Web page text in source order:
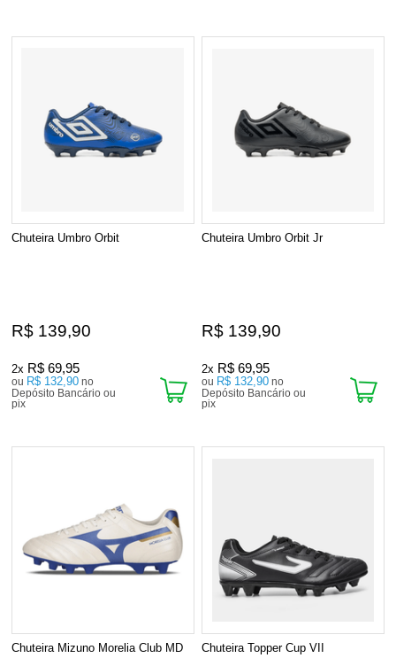
Chuteira Umbro Orbit
R$ 139,90
2x R$ 69,95
ou R$ 132,90 no
Depósito Bancário ou
pix
Chuteira Umbro Orbit Jr
R$ 139,90
2x R$ 69,95
ou R$ 132,90 no
Depósito Bancário ou
pix
Chuteira Mizuno Morelia Club MD Chuteira Topper Cup VII